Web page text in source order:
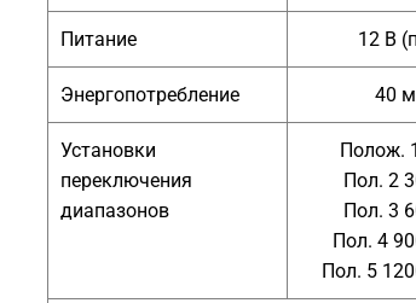
Питание 12 В
Энергопотребление 40
Установки
переключения
диапазонов
Полож.
Пол. 2
Пол. 3
Пол. 4
Пол. 5